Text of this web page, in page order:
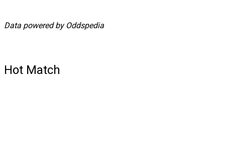
Data powered by Oddspedia
Hot Match